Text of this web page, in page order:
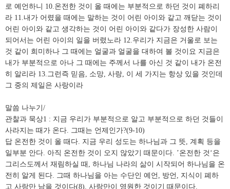
로 예언하니 10.온전한 것이 올 때에는 부분적으로 하던 것이 폐하리
라 11.내가 어렸을 때에는 말하는 것이 어린 아이와 같고 깨닫는 것이
어린 아이와 같고 생각하는 것이 어린 아이와 같다가 장성한 사람이
되어서는 어린 아이의 일을 버렸노라 12.우리가 지금은 거울로 보는
것 같이 희미하나 그 때에는 얼굴과 얼굴을 대하여 볼 것이요 지금은
내가 부분적으로 아나 그 때에는 주께서 나를 아신 것 같이 내가 온전
히 알리라 13.그런즉 믿음, 소망, 사랑, 이 세 가지는 항상 있을 것인데
그 중의 제일은 사랑이라
말씀 나누기/
관찰과 묵상1 : 지금 우리가 부분적으로 알고 부분적으로 하던 것들이
사라지는 때가 온다. 그때는 언제인가?(9-10)
답 온전한 것이 올 때다. 지금 우리 성도는 하나님과 그 뜻, 계획 등을
일부분 안다. 아직 온전한 것이 오지 않았기 때문이다. ’온전한 것‘은
그리스도께서 재림하실 때, 하나님 나라의 삶이 시작되어 하나님을 온
전히 알게 된다. 그때 하나님을 아는 수단인 예언, 방언, 지식이 폐하
고 사랑만 남을 것이다(8). 사랑만이 영원한 것이기 때문이다.